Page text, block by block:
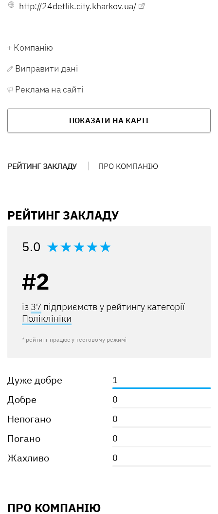
Компанію
Виправити дані
Реклама на сайті
ПОКАЗАТИ НА КАРТІ
http://24detlik.city.kharkov.ua/
РЕЙТИНГ ЗАКЛАДУ ПРО КОМПАНІЮ
РЕЙТИНГ ЗАКЛАДУ
5.0
#2
із 37 підприємств у рейтингу категорії
Поліклініки
* рейтинг працює у тестовому режимі
Дуже добре 1
Добре 0
Непогано 0
Погано 0
Жахливо 0
ПРО КОМПАНІЮ